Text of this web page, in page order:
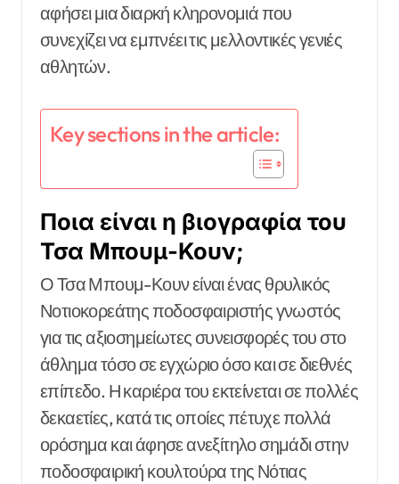
αφήσει μια διαρκή κληρονομιά που
συνεχίζει να εμπνέει τις μελλοντικές γενιές
αθλητών.
Key sections in the article:
Ποια είναι η βιογραφία του
Τσα Μπουμ-Κουν;
Ο Τσα Μπουμ-Κουν είναι ένας θρυλικός
Νοτιοκορεάτης ποδοσφαιριστής γνωστός
για τις αξιοσημείωτες συνεισφορές του στο
άθλημα τόσο σε εγχώριο όσο και σε διεθνές
επίπεδο. Η καριέρα του εκτείνεται σε πολλές
δεκαετίες, κατά τις οποίες πέτυχε πολλά
ορόσημα και άφησε ανεξίτηλο σημάδι στην
ποδοσφαιρική κουλτούρα της Νότιας